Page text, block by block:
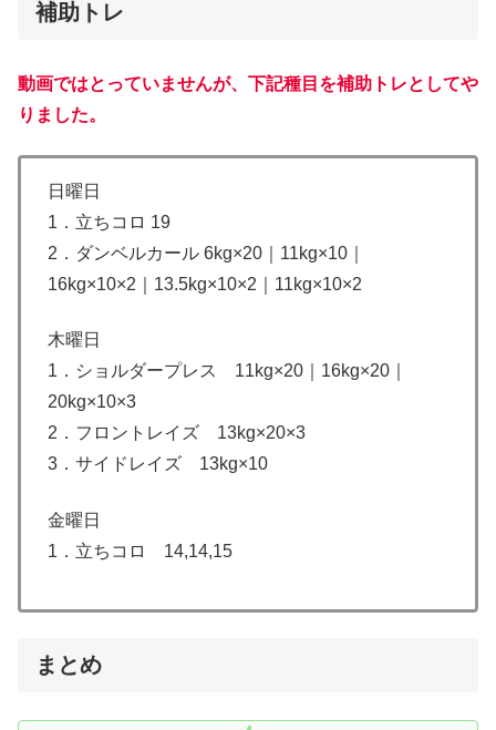
補助トレ
動画ではとっていませんが、下記種目を補助トレとしてや
りました。
日曜日
1．立ちコロ 19
2．ダンベルカール 6kg×20｜11kg×10｜
16kg×10×2｜13.5kg×10×2｜11kg×10×2
木曜日
1．ショルダープレス 11kg×20｜16kg×20｜
20kg×10×3
2．フロントレイズ 13kg×20×3
3．サイドレイズ 13kg×10
金曜日
1．立ちコロ 14,14,15
まとめ